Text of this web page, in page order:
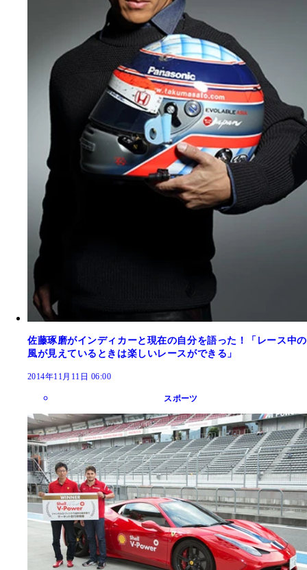
佐藤琢磨がインディカーと現在の自分を語った！「レース中の
風が見えているときは楽しいレースができる」
2014年11月11日 06:00
スポーツ